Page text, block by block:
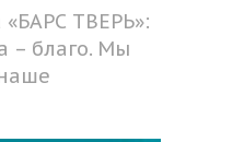
ТВЕРЬ»:
– благо. Мы